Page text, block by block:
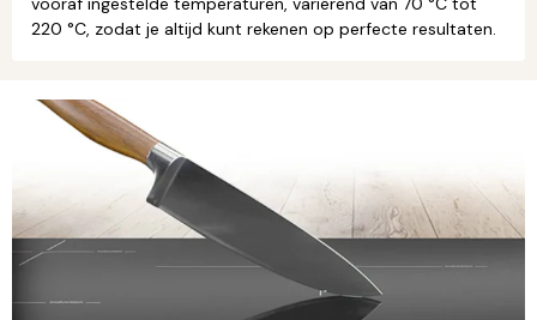
220 °C, zodat je altijd kunt rekenen op perfecte resultaten.